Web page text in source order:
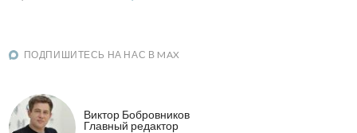
ПОДПИШИТЕСЬ НА НАС В MAX
Виктор Бобровников
Главный редактор